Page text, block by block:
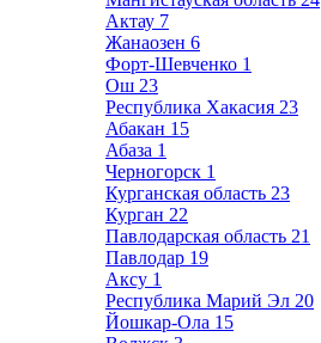
Актау 7
Жанаозен 6
Форт-Шевченко 1
Ош 23
Республика Хакасия 23
Абакан 15
Абаза 1
Черногорск 1
Курганская область 23
Курган 22
Павлодарская область 21
Павлодар 19
Аксу 1
Республика Марий Эл 20
Йошкар-Ола 15